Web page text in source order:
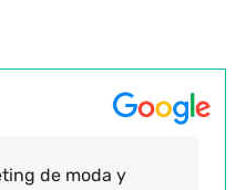
de moda y